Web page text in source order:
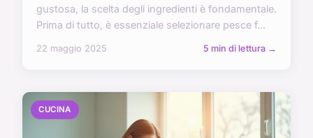
gustosa, la scelta degli ingredienti è fondamentale.
Prima di tutto, è essenziale selezionare pesce f...
22 maggio 2025 5 min di lettura →
CUCINA